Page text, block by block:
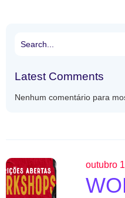
Latest Comments
Nenhum comentário para
outubro